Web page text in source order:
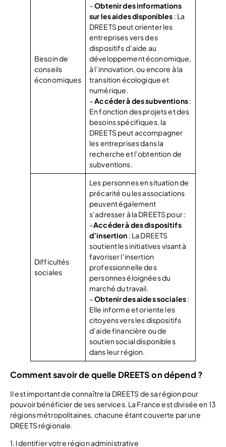
Besoin de
conseils
économiques
–Obtenir des informations
sur les aides disponibles : La
DREETS peut orienter les
entreprises vers des
dispositifs d’aide au
développement économique,
à l’innovation, ou encore à la
transition écologique et
numérique.
–Accéder à des subventions:
En fonction des projets et des
besoins spécifiques, la
DREETS peut accompagner
les entreprises dans la
recherche et l’obtention de
subventions.
Difficultés
sociales
Les personnes en situation de
précarité ou les associations
peuvent également
s’adresser à la DREETS pour :
–Accéder à des dispositifs
d’insertion : La DREETS
soutient les initiatives visant à
favoriser l’insertion
professionnelle des
personnes éloignées du
marché du travail.
–Obtenir des aides sociales:
Elle informe et oriente les
citoyens vers les dispositifs
d’aide financière ou de
soutien social disponibles
dans leur région.
Comment savoir de quelle DREETS on dépend ?
Il est important de connaître la DREETS de sa région pour
pouvoir bénéficier de ses services. La France est divisée en 13
régions métropolitaines, chacune étant couverte par une
DREETS régionale.
1. Identifier votre région administrative